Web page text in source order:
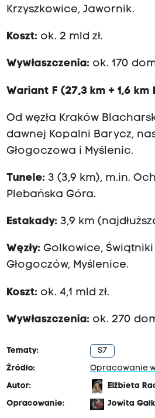
Krzyszkowice, Jawornik.
Koszt: ok. 2 mld zł.
Wywłaszczenia: ok. 170
Wariant F (27,3 km + 1,6 km
Od węzła Kraków
dawnej Kopalni Barycz,
Głogoczowa i Myślenic.
Tunele: 3 (3,9 km), m.in.
Plebańska Góra.
Estakady: 3,9 km
Węzły: Golkowice,
Głogoczów, Myślenice.
Koszt: ok. 4,1 mld zł.
Wywłaszczenia: ok. 270
Tematy:
S7
Źródło:
Opracowanie
Autor:
Elżbieta
Opracowanie:
Jowita